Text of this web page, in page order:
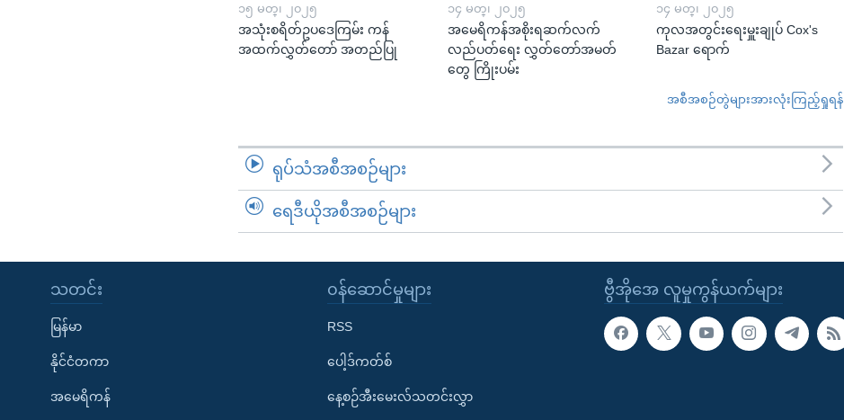
၁၅ မတ္၊ ၂၀၂၅
အသုံးစရိတ်ဥပဒေကြမ်း ကန်
အထက်လွှတ်တော် အတည်ပြု
၁၄ မတ္၊ ၂၀၂၅
အမေရိကန်အစိုးရဆက်လက်
လည်ပတ်ရေး လွှတ်တော်အမတ်
တွေ ကြိုးပမ်း
၁၄ မတ္၊ ၂၀၂၅
ကုလအတွင်းရေးမှူးချုပ် Cox's
Bazar ရောက်
အစီအစဉ်တွဲများအားလုံးကြည့်ရှုရန်
ရုပ်သံအစီအစဉ်များ
ရေဒီယိုအစီအစဉ်များ
ဗွီအိုအေ လူမှုကွန်ယက်များ
သတင်း
မြန်မာ
နိုင်ငံတကာ
အမေရိကန်
၀န်ဆောင်မှုများ
RSS
ပေါ့ဒ်ကတ်စ်
နေ့စဉ်အီးမေးလ်သတင်းလွှာ